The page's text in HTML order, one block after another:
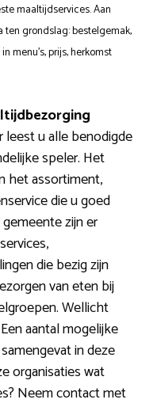
maaltijdservices. Aan
grondslag: bestelgemak,
menu’s, prijs, herkomst
leest u alle benodigde
speler. Het
het assortiment,
die u goed
zijn er
die bezig zijn
van eten bij
Wellicht
aantal mogelijke
in deze
organisaties wat
Neem contact met